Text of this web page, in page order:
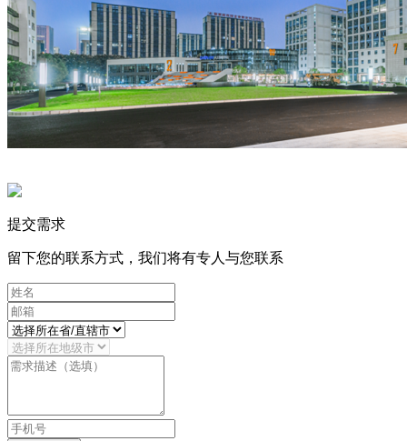
提交需求
留下您的联系方式，我们将有专人与您联系